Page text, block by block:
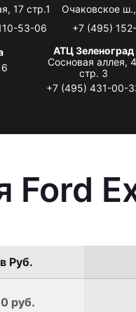
17 стр.1
53-06
Очаковское
+7 (495)
АТЦ Зеленоград
Сосновая аллея,
стр. 3
+7 (495) 431-00-
Ford
Руб.
руб.